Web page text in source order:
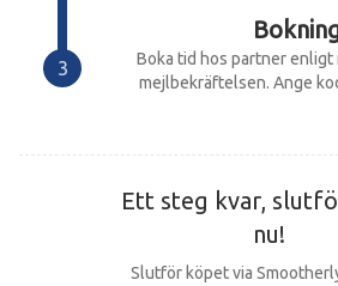
Boka tid hos partner
mejlbekräftelsen. Ange
Ett steg kvar,
nu!
Slutför köpet via